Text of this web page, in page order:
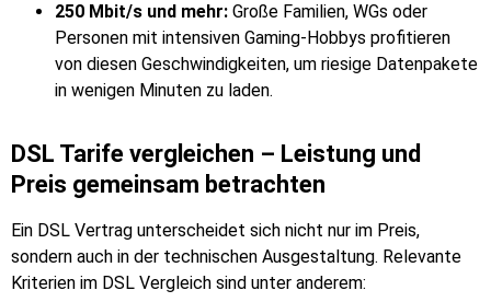
250 Mbit/s und mehr: Große Familien, WGs oder
Personen mit intensiven Gaming-Hobbys profitieren
von diesen Geschwindigkeiten, um riesige Datenpakete
in wenigen Minuten zu laden.
DSL Tarife vergleichen – Leistung und
Preis gemeinsam betrachten
Ein DSL Vertrag unterscheidet sich nicht nur im Preis,
sondern auch in der technischen Ausgestaltung. Relevante
Kriterien im DSL Vergleich sind unter anderem: